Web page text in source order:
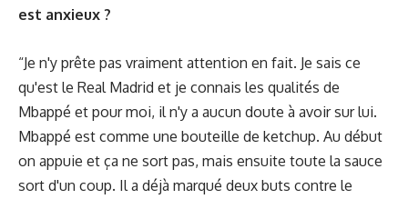
est anxieux ?
“Je n'y prête pas vraiment attention en fait. Je sais ce
qu'est le Real Madrid et je connais les qualités de
Mbappé et pour moi, il n'y a aucun doute à avoir sur lui.
Mbappé est comme une bouteille de ketchup. Au début
on appuie et ça ne sort pas, mais ensuite toute la sauce
sort d'un coup. Il a déjà marqué deux buts contre le